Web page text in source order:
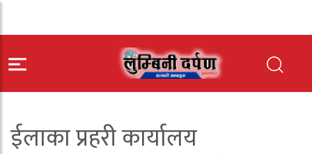
ईलाका प्रहरी कार्यालय